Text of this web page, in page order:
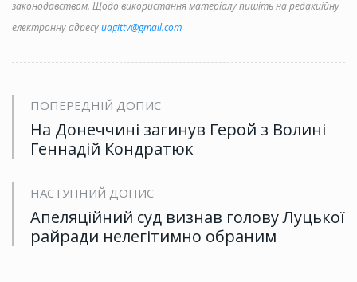
законодавством. Щодо використання матеріалу пишіть на редакційну
електронну адресуuagittv@gmail.com
ПОПЕРЕДНІЙ ДОПИС
На Донеччині загинув Герой з Волині
Геннадій Кондратюк
НАСТУПНИЙ ДОПИС
Апеляційний суд визнав голову Луцької
райради нелегітимно обраним